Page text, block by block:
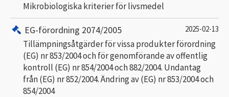
Mikrobiologiska kriterier för livsmedel
EG-förordning 2074/2005 2025-02-13
Tillämpningsåtgärder för vissa produkter förordning
(EG) nr 853/2004 och för genomförande av offentlig
kontroll (EG) nr 854/2004 och 882/2004. Undantag
från (EG) nr 852/2004. Ändring av (EG) nr 853/2004 och
854/2004